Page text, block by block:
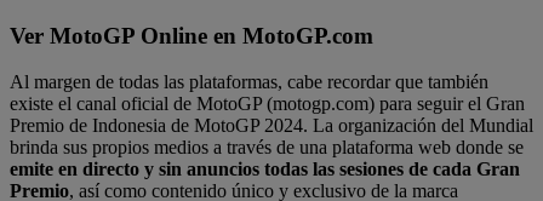
Ver MotoGP Online en MotoGP.com
Al margen de todas las plataformas, cabe recordar que también
existe el canal oficial de MotoGP (motogp.com) para seguir el Gran
Premio de Indonesia de MotoGP 2024. La organización del Mundial
brinda sus propios medios a través de una plataforma web donde se
emite en directo y sin anuncios todas las sesiones de cada Gran
Premio, así como contenido único y exclusivo de la marca